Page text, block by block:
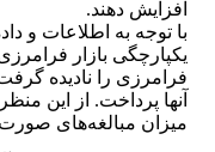
افزایش دهند.
یکپارچگی بازار
فرامرزی را نادیده
آنها پرداخت. از این
میزان مبالغه‌های